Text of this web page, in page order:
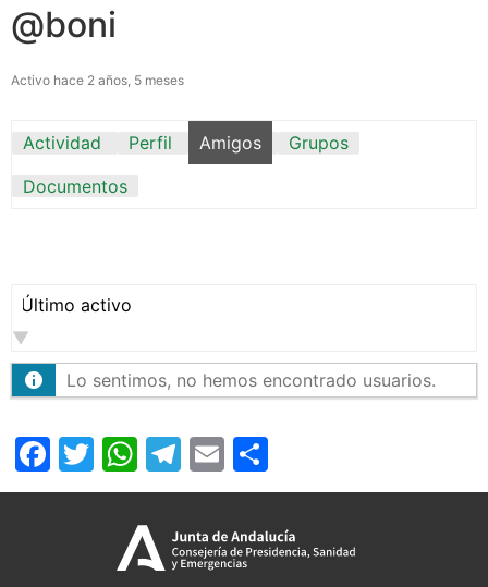
@boni
Activo hace 2 años, 5 meses
Actividad Perfil Amigos
Grupos
Documentos
Mostrar:
Lo sentimos, no hemos encontrado usuarios.
Facebook
Twitter
WhatsApp
Telegram
Email